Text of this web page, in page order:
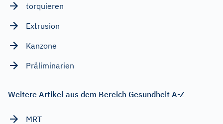
torquieren
Extrusion
Kanzone
Präliminarien
Weitere Artikel aus dem Bereich Gesundheit A-Z
MRT